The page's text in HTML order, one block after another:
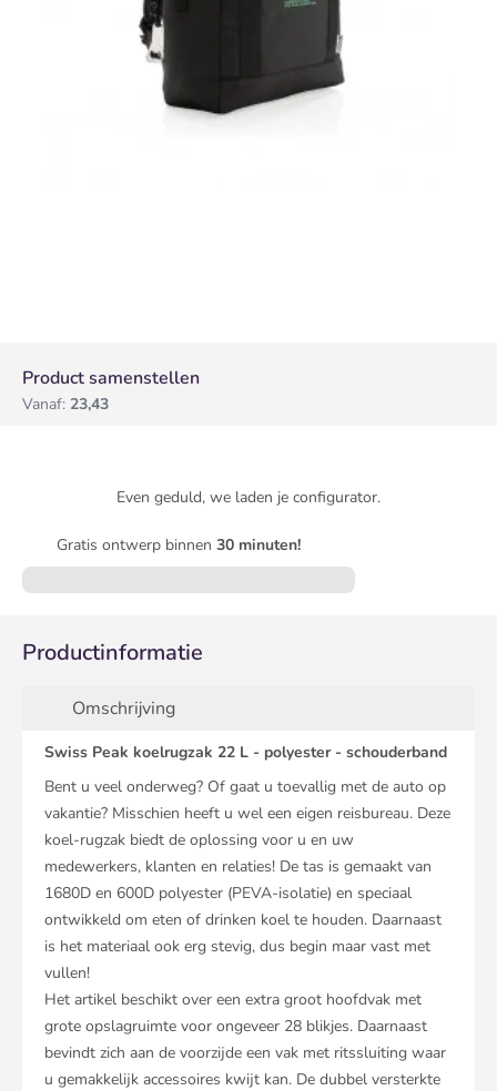
Product samenstellen
Vanaf: 23,43
Even geduld, we laden je configurator.
Gratis ontwerp binnen 30 minuten!
Productinformatie
Omschrijving
Swiss Peak koelrugzak 22 L - polyester - schouderband
Bent u veel onderweg? Of gaat u toevallig met de auto op
vakantie? Misschien heeft u wel een eigen reisbureau. Deze
koel-rugzak biedt de oplossing voor u en uw
medewerkers, klanten en relaties! De tas is gemaakt van
1680D en 600D polyester (PEVA-isolatie) en speciaal
ontwikkeld om eten of drinken koel te houden. Daarnaast
is het materiaal ook erg stevig, dus begin maar vast met
vullen!
Het artikel beschikt over een extra groot hoofdvak met
grote opslagruimte voor ongeveer 28 blikjes. Daarnaast
bevindt zich aan de voorzijde een vak met ritssluiting waar
u gemakkelijk accessoires kwijt kan. De dubbel versterkte